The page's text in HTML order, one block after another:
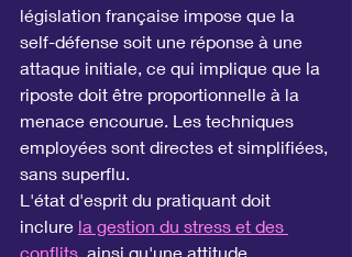
législation française impose que la
self-défense soit une réponse à une
attaque initiale, ce qui implique que la
riposte doit être proportionnelle à la
menace encourue. Les techniques
employées sont directes et simplifiées,
sans superflu.
L'état d'esprit du pratiquant doit
inclure la gestion du stress et des
conflits, ainsi qu'une attitude